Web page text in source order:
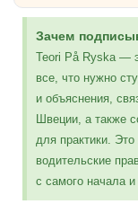
Зачем
Teori På Ryska —
все, что нужно
и объяснения,
Швеции, а также
для практики.
водительские
с самого начала